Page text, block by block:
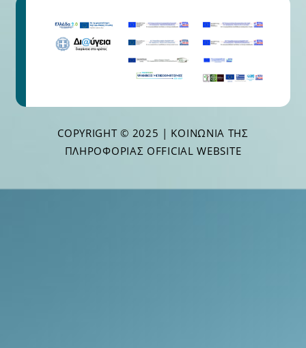
COPYRIGHT © 2025 | ΚΟΙΝΩΝΊΑ ΤΗΣ
ΠΛΗΡΟΦΟΡΊΑΣ OFFICIAL WEBSITE